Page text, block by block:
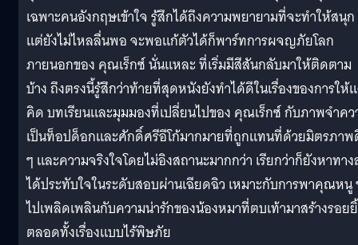
เฉพาะคนอังกฤษเข้าใจ รู้สึกได้ถึงความพยายามที่จะทำให้สนุก
แต่ยังไม่ไหลลื่นพอ จะพอแก้ตัวได้ก็พาร์ทการผจญภัยโลก
ภายนอกของ คุณเร็กซ์ นั่นแหละ ที่เริ่มมีสีสันกลับมาให้ติดตาม
บ้าง ถึงตรงนี้รู้สึกว่าท้ายที่สุดหนังยังทำได้ดีในเรื่องของการให้
คิด บทเรียนและมุมมองที่เปลี่ยนไปของ คุณเร็กซ์ กับภาพจำค
เป็นท็อปด็อกและศักดิ์ศรีอีโก้มากมายที่ถูกแทนที่ด้วยมิตรภา
ๆ และความจริงใจโดยไม่อิงสถานะมากกว่า เรียกว่าก็ยังหาทา
ได้ประทับใจในระดับสอบผ่านเฉียดฉิว เหมาะกับการพาคุณหนู
ไปเพลิดเพลินกับความน่ารักของน้องหมาที่ตบเท้ามาสร้างรอย
ตลอดทั้งเรื่องแบบไร้พิษภัย